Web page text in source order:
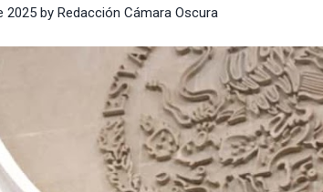
2025 by Redacción Cámara Oscura